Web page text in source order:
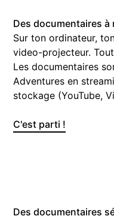
Des documentaires
Sur ton ordinateur,
video-projecteur.
Les documentaires
Adventures en
stockage (YouTube,
C'est parti !
Des documentaires